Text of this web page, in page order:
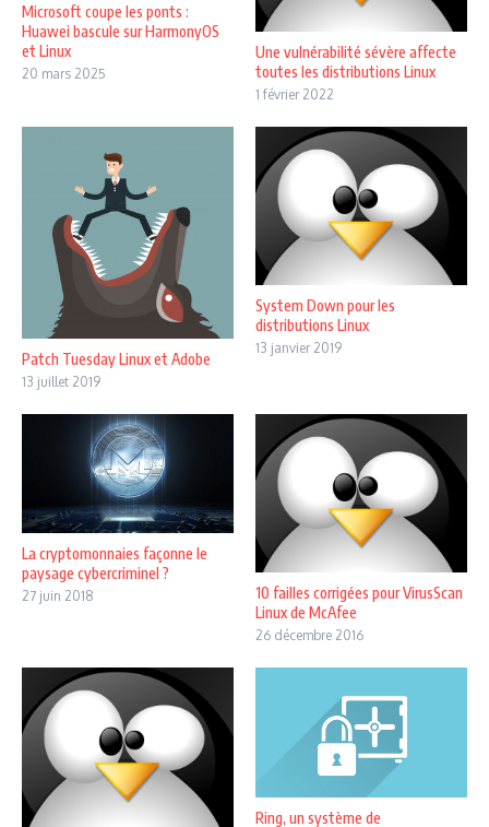
Microsoft coupe les ponts :
Huawei bascule sur HarmonyOS
et Linux
20 mars 2025
Une vulnérabilité sévère affecte
toutes les distributions Linux
1 février 2022
Patch Tuesday Linux et Adobe
13 juillet 2019
System Down pour les
distributions Linux
13 janvier 2019
La cryptomonnaies façonne le
paysage cybercriminel ?
27 juin 2018
10 failles corrigées pour VirusScan
Linux de McAfee
26 décembre 2016
Ring, un système de